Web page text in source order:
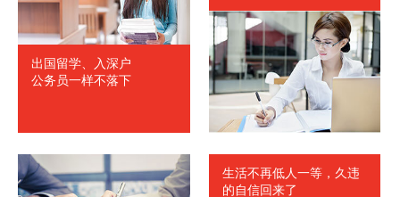
出国留学、入深户
公务员一样不落下
生活不再低人一等，久违
的自信回来了